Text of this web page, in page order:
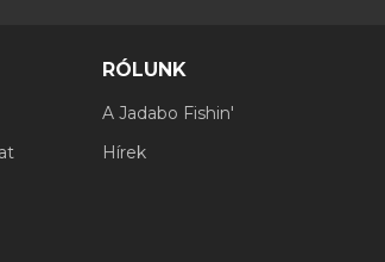
RÓLUNK
A Jadabo Fishin'
Hírek